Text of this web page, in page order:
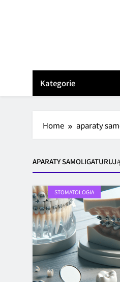
Kategorie
Home aparaty
APARATY
STOMATOLOGIA